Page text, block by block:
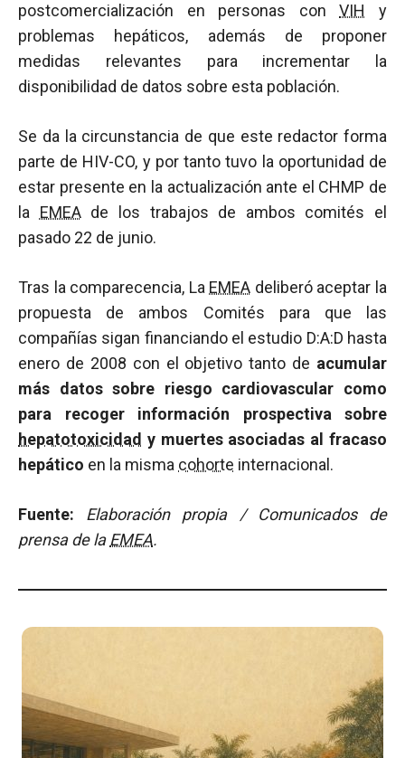
postcomercialización en personas conVIH
y
problemas hepáticos, además de proponer
medidas relevantes para incrementar la
disponibilidad de datos sobre esta población.
Se da la circunstancia de que este redactor forma
parte de HIV-CO, y por tanto tuvo la oportunidad de
estar presente en la actualización ante el CHMP de
la EMEAde los trabajos de ambos comités el
pasado 22 de junio.
Tras la comparecencia, La EMEA deliberó aceptar la
propuesta de ambos Comités para que las
compañías sigan financiando el estudio D:A:D hasta
enero de 2008 con el objetivo tanto de acumular
más datos sobre riesgo cardiovascular como
para recoger información prospectiva sobre
hepatotoxicidad y muertes asociadas al fracaso
hepático en la misma cohorte internacional.
Fuente:
Elaboración propia / Comunicados de
prensa de laEMEA.